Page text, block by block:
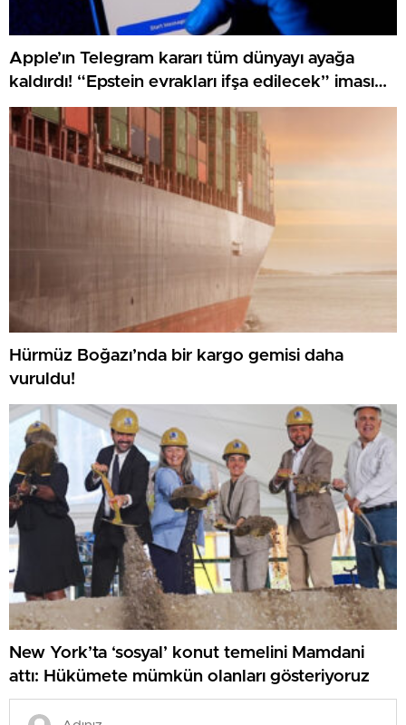
Apple’ın Telegram kararı tüm dünyayı ayağa
kaldırdı! “Epstein evrakları ifşa edilecek” iması
mı sebep oldu?
Hürmüz Boğazı’nda bir kargo gemisi daha
vuruldu!
New York’ta ‘sosyal’ konut temelini Mamdani
attı: Hükümete mümkün olanları gösteriyoruz